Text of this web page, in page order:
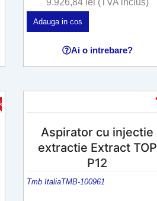
9.926,84 lei (TVA inclus)
Adauga in cos
c
e
s
r
d
u
s
a
Ai o intrebare?
Aspirator cu injectie
extractie Extract TOP
P12
Tmb ItaliaTMB-100961